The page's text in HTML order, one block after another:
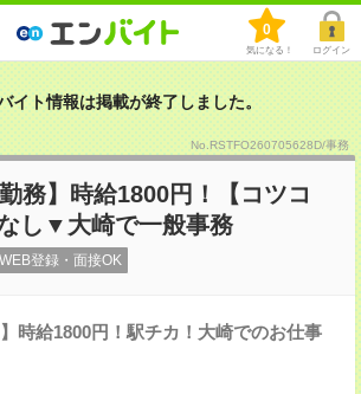
0
気になる！ ログイン
イト情報は掲載が終了しました。
No.RSTFO260705628D/事務
務】時給1800円！【コツコ
し▼大崎で一般事務
WEB登録・面接OK
】時給1800円！駅チカ！大崎でのお仕事